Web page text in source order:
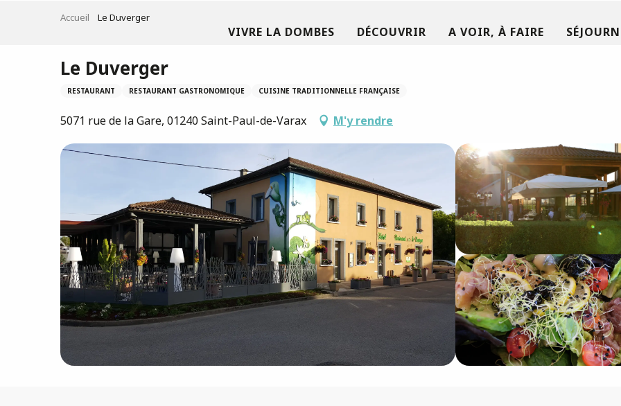
VIVRE LA DOMBES DÉCOUVRIR A VOIR, À FAIRE
Accueil Le Duverger
Le Duverger
RESTAURANT RESTAURANT GASTRONOMIQUE CUISINE TRADITIONNELLE FRANÇAISE
5071 rue de la Gare, 01240 Saint-Paul-de-Varax M'y rendre